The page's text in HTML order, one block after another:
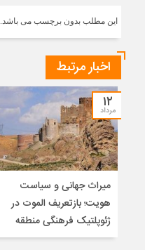
این مطلب بدون برچسب می باشد.
اخبار مرتبط
۱۲
مرداد
میراث جهانی و سیاست
هویت؛ بازتعریف الموت در
ژئوپلتیک فرهنگی منطقه